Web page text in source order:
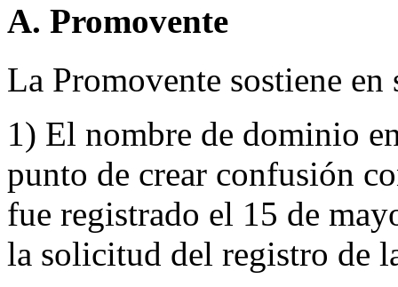
A. Promovente
La Promovente sostiene en
1) El nombre de dominio
punto de crear confusión
fue registrado el 15 de
la solicitud del registro de